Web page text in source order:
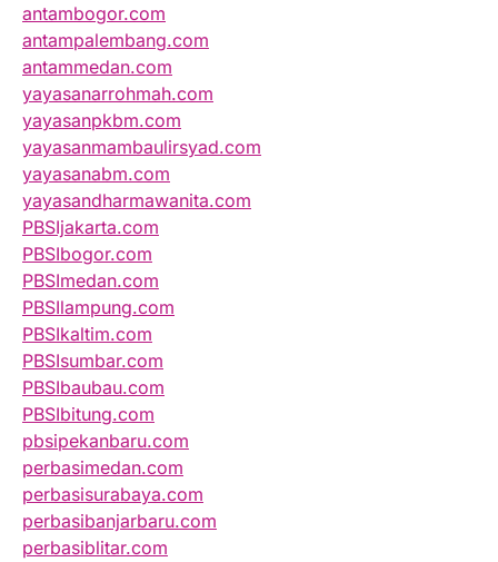
antambogor.com
antampalembang.com
antammedan.com
yayasanarrohmah.com
yayasanpkbm.com
yayasanmambaulirsyad.com
yayasanabm.com
yayasandharmawanita.com
PBSIjakarta.com
PBSIbogor.com
PBSImedan.com
PBSIlampung.com
PBSIkaltim.com
PBSIsumbar.com
PBSIbaubau.com
PBSIbitung.com
pbsipekanbaru.com
perbasimedan.com
perbasisurabaya.com
perbasibanjarbaru.com
perbasiblitar.com